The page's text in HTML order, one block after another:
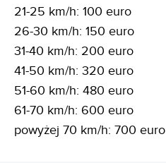
21-25 km/h: 100 euro
26-30 km/h: 150 euro
31-40 km/h: 200 euro
41-50 km/h: 320 euro
51-60 km/h: 480 euro
61-70 km/h: 600 euro
powyżej 70 km/h: 700 euro